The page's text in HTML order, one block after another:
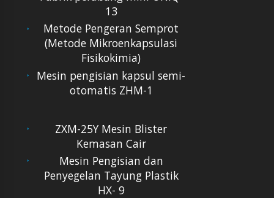
13
Metode Pengeran Semprot
(Metode Mikroenkapsulasi
Fisikokimia)
Mesin pengisian kapsul semi-
otomatis ZHM-1
ZXM-25Y Mesin Blister
Kemasan Cair
Mesin Pengisian dan
Penyegelan Tayung Plastik
HX- 9